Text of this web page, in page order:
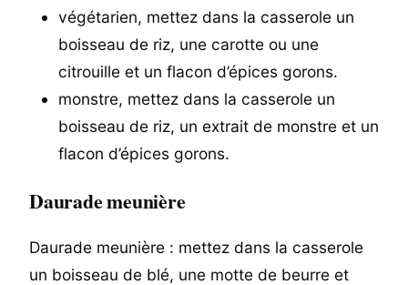
végétarien, mettez dans la casserole un
boisseau de riz, une carotte ou une
citrouille et un flacon d’épices gorons.
monstre, mettez dans la casserole un
boisseau de riz, un extrait de monstre et un
flacon d’épices gorons.
Daurade meunière
Daurade meunière : mettez dans la casserole
un boisseau de blé, une motte de beurre et